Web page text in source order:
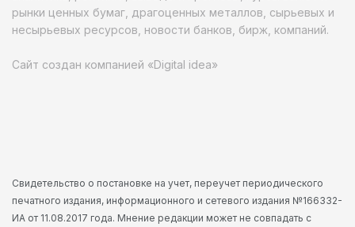
рынки ценных бумаг, драгоценных металлов, сырьевых и
несырьевых ресурсов, новости банков, бирж, компаний.
Сайт создан компанией «Digital idea»
Свидетельство о постановке на учет, переучет периодического
печатного издания, информационного и сетевого издания №166332-
ИА от 11.08.2017 года. Мнение редакции может не совпадать с